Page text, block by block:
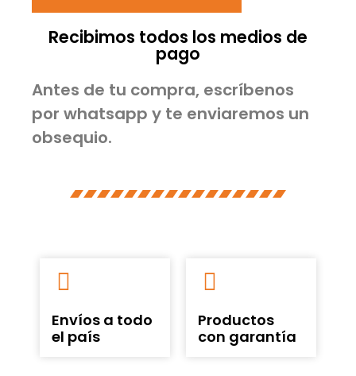
Recibimos todos los medios de
pago
Antes de tu compra, escríbenos
por whatsapp y te enviaremos un
obsequio.
Envíos a todo
el país
Productos
con garantía